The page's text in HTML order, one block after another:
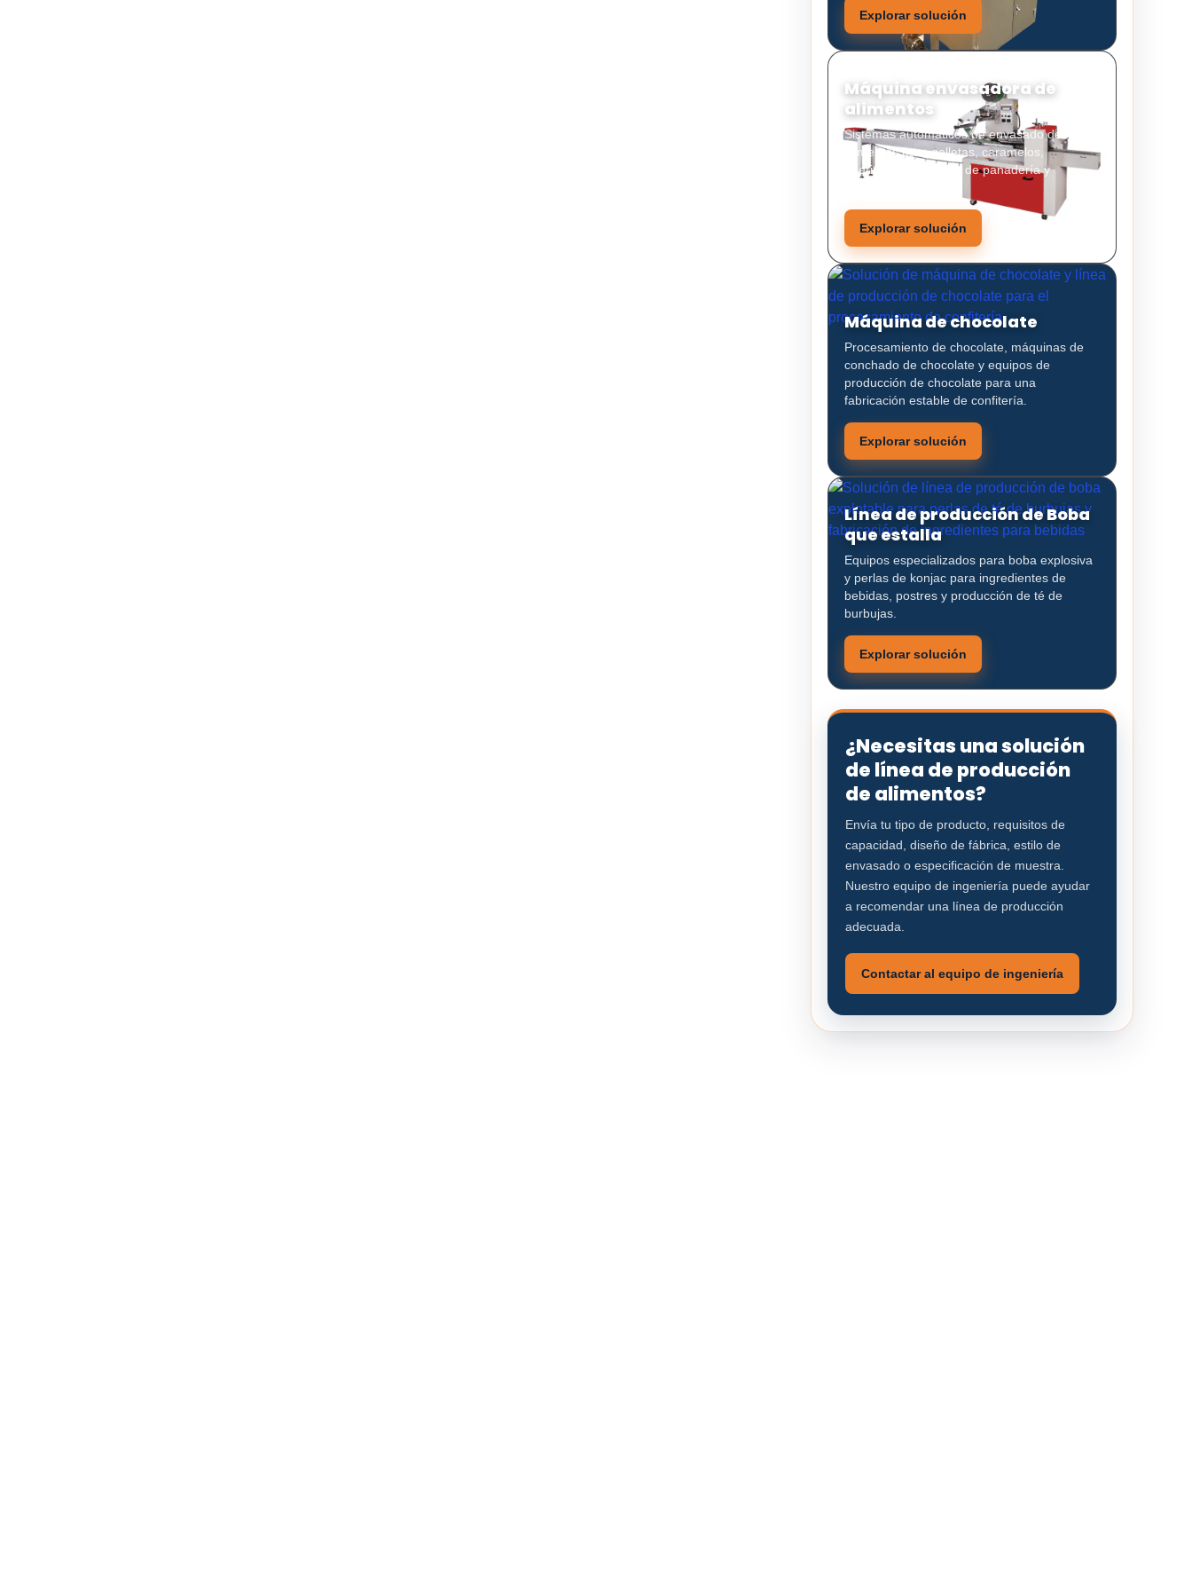
Explorar solución
Máquina envasadora de
alimentos
Sistemas automáticos de envasado de
alimentos para galletas, caramelos,
aperitivos, productos de panadería y
Explorar solución
Máquina de chocolate
Procesamiento de chocolate, máquinas de
conchado de chocolate y equipos de
producción de chocolate para una
fabricación estable de confitería.
Explorar solución
Línea de producción de Boba
que estalla
Equipos especializados para boba explosiva
y perlas de konjac para ingredientes de
bebidas, postres y producción de té de
burbujas.
Explorar solución
¿Necesitas una solución
de línea de producción
de alimentos?
Envía tu tipo de producto, requisitos de
capacidad, diseño de fábrica, estilo de
envasado o especificación de muestra.
Nuestro equipo de ingeniería puede ayudar
a recomendar una línea de producción
adecuada.
Contactar al equipo de ingeniería